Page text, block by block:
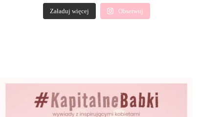
Załaduj więcej Obserwuj